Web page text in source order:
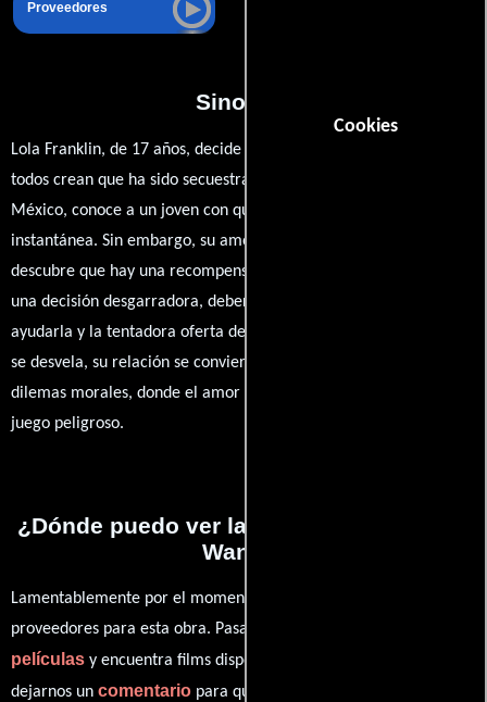
Cookies
Proveedores
Sinopsis
Lola Franklin, de 17 años, decide escapar de casa, dejando que
todos crean que ha sido secuestrada. En un diner de Nuevo
México, conoce a un joven con quien establece una conexión
instantánea. Sin embargo, su amor se ve amenazado cuando él
descubre que hay una recompensa por su regreso. Enfrentado a
una decisión desgarradora, deberá elegir entre el deseo de
ayudarla y la tentadora oferta de dinero. A medida que la verdad
se desvela, su relación se convierte en un laberinto de secretos y
dilemas morales, donde el amor y la traición se entrelazan en un
juego peligroso.
¿Dónde puedo ver la películas What Lola
Wants?
Lamentablemente por el momento no contamos con enlaces a
proveedores para esta obra. Pasa por nuestro catálogo de
películas y encuentra films disponibles. También puedes
dejarnos un comentario para que le demos prioridad y te